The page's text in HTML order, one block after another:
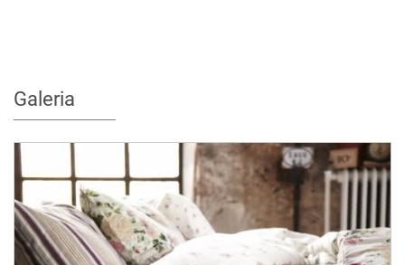
Galeria